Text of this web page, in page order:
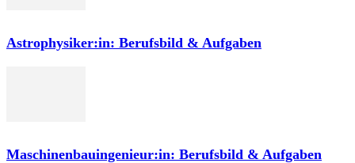
Astrophysiker:in: Berufsbild & Aufgaben
Maschinenbauingenieur:in: Berufsbild & Aufgaben